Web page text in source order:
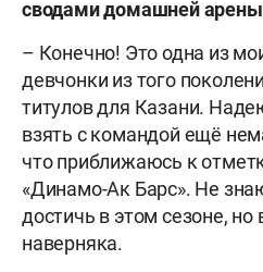
сводами домашней
– Конечно! Это одна из
девчонки из того
титулов для Казани.
взять с командой ещё
что приближаюсь к
«Динамо-Ак Барс». Не
достичь в этом сезоне,
наверняка.